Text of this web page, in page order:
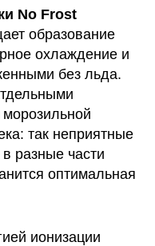
►Выбирайте холодильники No Frost
образование
охлаждение и
без льда.
так неприятные
разные части
оптимальная
ионизации